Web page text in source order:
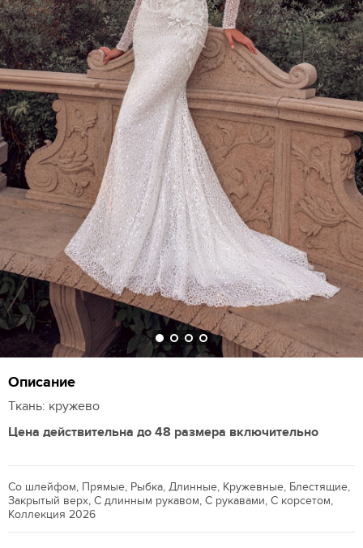
Описание
Ткань: кружево
Цена действительна до 48 размера включительно
Со шлейфом, Прямые, Рыбка, Длинные, Кружевные, Блестящие,
Закрытый верх, С длинным рукавом, С рукавами, С корсетом,
Коллекция 2026